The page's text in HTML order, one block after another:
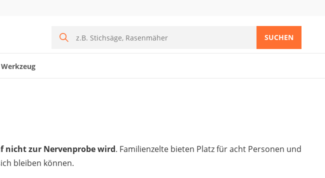
SUCHEN
Werkzeug
nicht zur Nervenprobe wird. Familienzelte bieten Platz für acht Personen und
bleiben können.